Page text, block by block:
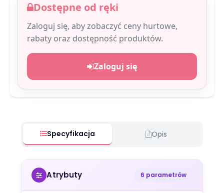
Dostępne od ręki
Zaloguj się, aby zobaczyć ceny hurtowe,
rabaty oraz dostępność produktów.
Zaloguj się
Specyfikacja Opis
Atrybuty 6 parametrów